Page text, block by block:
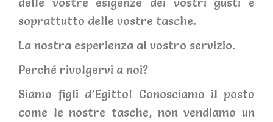
soprattutto delle vostre tasche.
La nostra esperienza al vostro servizio.
Perché rivolgervi a noi?
Siamo figli d’Egitto! Conosciamo il posto
come le nostre tasche, non vendiamo un